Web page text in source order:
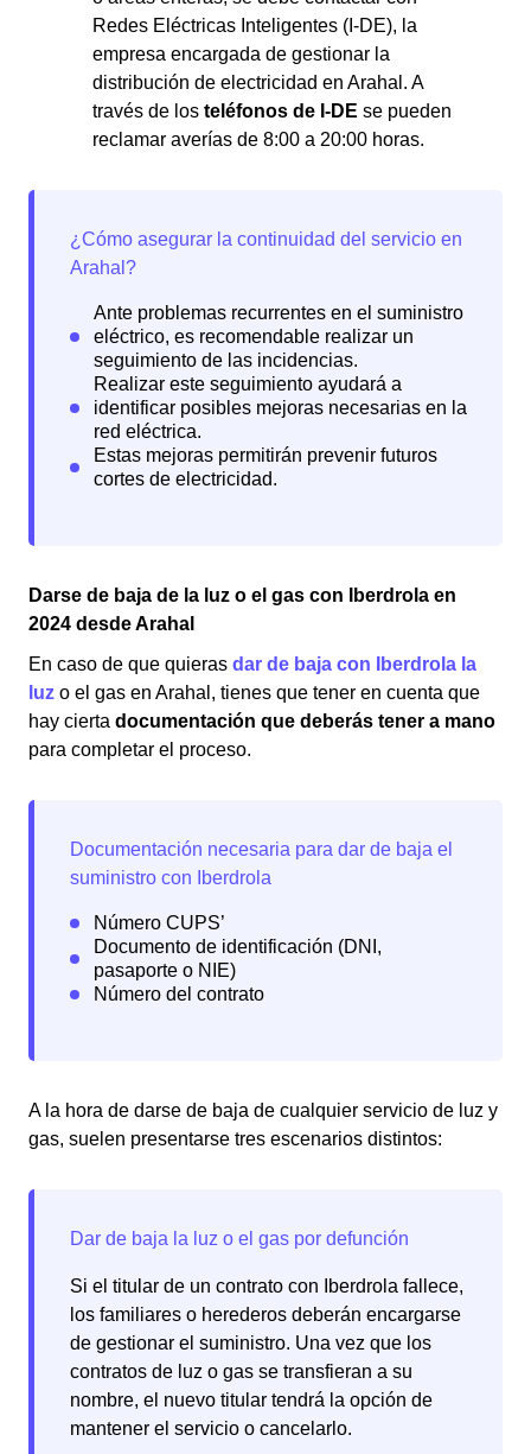
Redes Eléctricas Inteligentes (I-DE), la
empresa encargada de gestionar la
distribución de electricidad en Arahal. A
través de los teléfonos de I-DE se pueden
reclamar averías de 8:00 a 20:00 horas.
Darse de baja de la luz o el gas con Iberdrola en
2024 desde Arahal
En caso de que quieras dar de baja con Iberdrola la
luz o el gas en Arahal, tienes que tener en cuenta que
hay cierta documentación que deberás tener a mano
para completar el proceso.
A la hora de darse de baja de cualquier servicio de luz y
gas, suelen presentarse tres escenarios distintos:
Si el titular de un contrato con Iberdrola fallece,
los familiares o herederos deberán encargarse
de gestionar el suministro. Una vez que los
contratos de luz o gas se transfieran a su
nombre, el nuevo titular tendrá la opción de
mantener el servicio o cancelarlo.